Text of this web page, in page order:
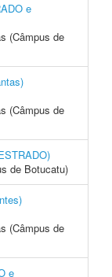
e
(Câmpus de
(Câmpus de
de Botucatu)
(Câmpus de
e